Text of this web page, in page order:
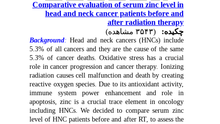
Comparative evaluation of serum zinc level in
head and neck cancer patients before and
after radiation therapy
چکیده:
Background:Head and neck cancers (HNCs) include
5.3% of all cancers and they are the cause of the same
5.3% of cancer deaths. Oxidative stress has a crucial
role in cancer progression and cancer therapy. Ionizing
radiation causes cell malfunction and death by creating
reactive oxygen species. Due to its antioxidant activity,
immune system power enhancement and role in
apoptosis, zinc is a crucial trace element in oncology
including HNCs. We decided to compare serum zinc
level of HNC patients before and after RT, to assess the